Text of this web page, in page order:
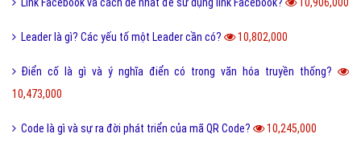
Link Facebook và cách dễ nhất để sử dụng link Facebook? 10,906,000
Leader là gì? Các yếu tố một Leader cần có? 10,802,000
Điển cố là gì và ý nghĩa điển có trong văn hóa truyền thống?
10,473,000
Code là gì và sự ra đời phát triển của mã QR Code? 10,245,000